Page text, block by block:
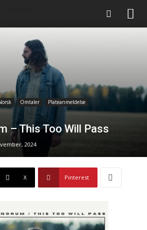
Omtaler
Plateanmeldelse
– This Too Will Pass
2024
X Pinterest